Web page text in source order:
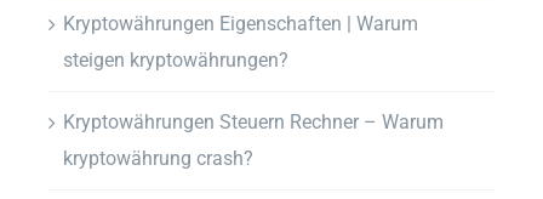
Kryptowährungen Eigenschaften | Warum
steigen kryptowährungen?
Kryptowährungen Steuern Rechner – Warum
kryptowährung crash?